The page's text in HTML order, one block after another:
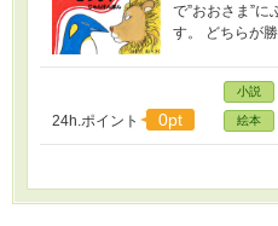
で”おおさま”
す。 どちらが
24h.ポイント 0pt
小説
絵本